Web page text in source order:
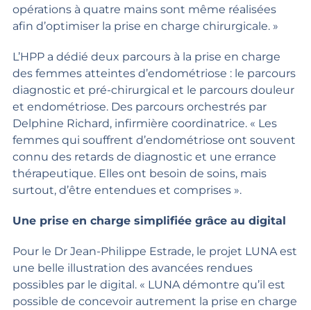
opérations à quatre mains sont même réalisées
afin d’optimiser la prise en charge chirurgicale. »
L’HPP a dédié deux parcours à la prise en charge
des femmes atteintes d’endométriose : le parcours
diagnostic et pré-chirurgical et le parcours douleur
et endométriose. Des parcours orchestrés par
Delphine Richard, infirmière coordinatrice. « Les
femmes qui souffrent d’endométriose ont souvent
connu des retards de diagnostic et une errance
thérapeutique. Elles ont besoin de soins, mais
surtout, d’être entendues et comprises ».
Une prise en charge simplifiée grâce au digital
Pour le Dr Jean-Philippe Estrade, le projet LUNA est
une belle illustration des avancées rendues
possibles par le digital. « LUNA démontre qu’il est
possible de concevoir autrement la prise en charge